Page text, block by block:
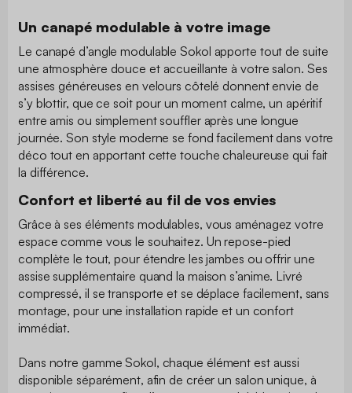
Un canapé modulable à votre image
Le canapé d’angle modulable Sokol apporte tout de suite
une atmosphère douce et accueillante à votre salon. Ses
assises généreuses en velours côtelé donnent envie de
s’y blottir, que ce soit pour un moment calme, un apéritif
entre amis ou simplement souffler après une longue
journée. Son style moderne se fond facilement dans votre
déco tout en apportant cette touche chaleureuse qui fait
la différence.
Confort et liberté au fil de vos envies
Grâce à ses éléments modulables, vous aménagez votre
espace comme vous le souhaitez. Un repose-pied
complète le tout, pour étendre les jambes ou offrir une
assise supplémentaire quand la maison s’anime. Livré
compressé, il se transporte et se déplace facilement, sans
montage, pour une installation rapide et un confort
immédiat.
Dans notre gamme Sokol, chaque élément est aussi
disponible séparément, afin de créer un salon unique, à